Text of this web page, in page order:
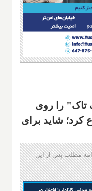
تاک" را روی
کرد؛ شاید برای
مطلب پس از این